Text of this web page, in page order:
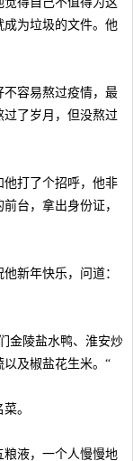
为垃圾的文件。他
容易熬过疫情，最
了岁月，但没熬过
打了个招呼，他非
台，拿出身份证，
新年快乐，问道：
陵盐水鸭、淮安炒
及椒盐花生米。“
。
液，一个人慢慢地